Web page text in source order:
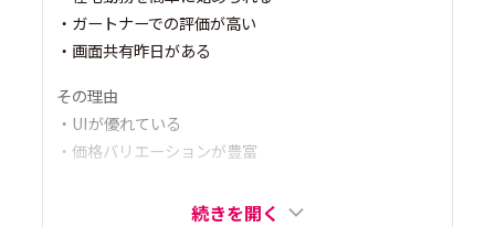
・ガートナーでの評価が高い
・画面共有昨日がある
その理由
・UIが優れている
・価格バリエーションが豊富
続きを開く